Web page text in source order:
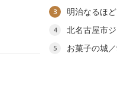
3 明治なるほ
4 北名古屋市
5
お菓子の城